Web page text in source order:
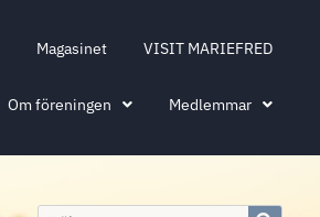
Magasinet VISIT MARIEFRED
Om föreningen Medlemmar